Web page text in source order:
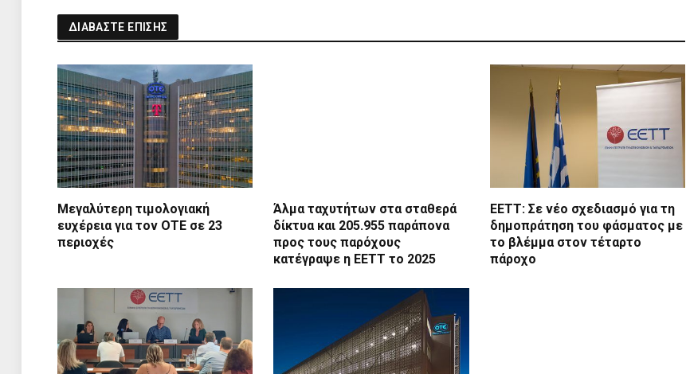
ΔΙΑΒΑΣΤΕ ΕΠΙΣΗΣ
Μεγαλύτερη τιμολογιακή
ευχέρεια για τον ΟΤΕ σε 23
περιοχές
Άλμα ταχυτήτων στα σταθερά
δίκτυα και 205.955 παράπονα
προς τους παρόχους
κατέγραψε η ΕΕΤΤ το 2025
ΕΕΤΤ: Σε νέο σχεδιασμό για τη
δημοπράτηση του φάσματος με
το βλέμμα στον τέταρτο
πάροχο